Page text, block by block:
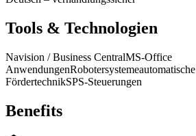
Tools & Technologien
Navision / Business CentralMS-Office
AnwendungenRobotersystemeautomatische
FördertechnikSPS‑Steuerungen
Benefits